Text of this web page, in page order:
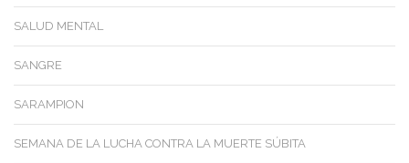
SALUD MENTAL
SANGRE
SARAMPION
SEMANA DE LA LUCHA CONTRA LA MUERTE SÚBITA